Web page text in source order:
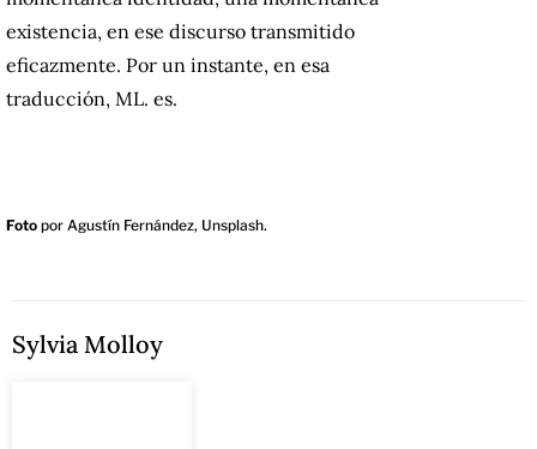
existencia, en ese discurso transmitido
eficazmente. Por un instante, en esa
traducción, ML. es.
Foto por Agustín Fernández, Unsplash.
Sylvia Molloy